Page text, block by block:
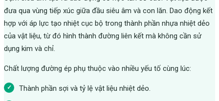
đưa qua vùng tiếp xúc giữa đầu siêu âm và con lăn. Dao động kết
hợp với áp lực tạo nhiệt cục bộ trong thành phần nhựa nhiệt dẻo
của vật liệu, từ đó hình thành đường liên kết mà không cần sử
dụng kim và chỉ.
Chất lượng đường ép phụ thuộc vào nhiều yếu tố cùng lúc:
Thành phần sợi và tỷ lệ vật liệu nhiệt dẻo.